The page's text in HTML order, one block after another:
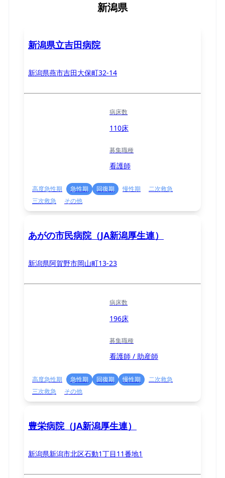
新潟県
新潟県立吉田病院
新潟県燕市吉田大保町32-14
病床数
110床
募集職種
看護師
高度急性期 急性期 回復期 慢性期
二次救急
三次救急
その他
あがの市民病院（JA新潟厚生連）
新潟県阿賀野市岡山町13-23
病床数
196床
募集職種
看護師 / 助産師
高度急性期 急性期 回復期 慢性期
二次救急
三次救急
その他
豊栄病院（JA新潟厚生連）
新潟県新潟市北区石動1丁目11番地1